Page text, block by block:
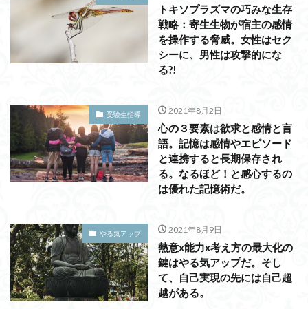
トキソプラズマの巧みな生存
戦略：寄生生物が宿主の感情
を操作する脅威。女性はセク
シーに、男性は攻撃的にな
る?!
受験生指導 2021年8月2日
心の３要素は欲求と感情と言
語。記憶は感情やエピソード
と連携すると長期保存され
る。なるほど！と感心するの
は優れた記憶術だ。
やる気アップ 2021年8月9日
熱意x能力x考え方の最大化の
鍵はやる気アップだ。そし
て、自己実現の先には自己超
越がある。